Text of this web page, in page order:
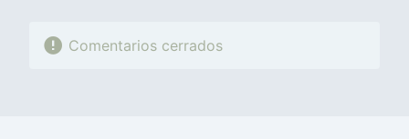
Comentarios cerrados